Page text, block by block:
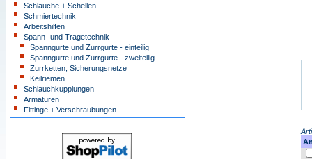
Schläuche + Schellen
Schmiertechnik
Arbeitshilfen
Spann- und Tragetechnik
Spanngurte und Zurrgurte - einteilig
Spanngurte und Zurrgurte - zweiteilig
Zurrketten, Sicherungsnetze
Keilriemen
Schlauchkupplungen
Armaturen
Fittinge + Verschraubungen